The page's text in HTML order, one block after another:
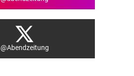
@Abendzeitung